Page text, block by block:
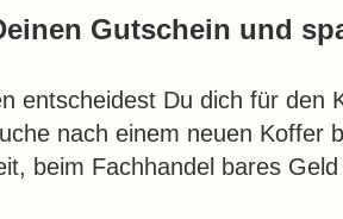
Gutschein und
entscheidest Du dich für den
nach einem neuen Koffer
beim Fachhandel bares